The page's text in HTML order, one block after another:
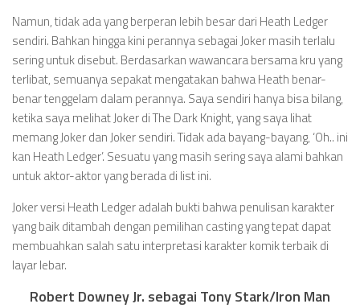
Namun, tidak ada yang berperan lebih besar dari Heath Ledger
sendiri. Bahkan hingga kini perannya sebagai Joker masih terlalu
sering untuk disebut. Berdasarkan wawancara bersama kru yang
terlibat, semuanya sepakat mengatakan bahwa Heath benar-
benar tenggelam dalam perannya. Saya sendiri hanya bisa bilang,
ketika saya melihat Joker di The Dark Knight, yang saya lihat
memang Joker dan Joker sendiri. Tidak ada bayang-bayang, ‘Oh.. ini
kan Heath Ledger’. Sesuatu yang masih sering saya alami bahkan
untuk aktor-aktor yang berada di list ini.
Joker versi Heath Ledger adalah bukti bahwa penulisan karakter
yang baik ditambah dengan pemilihan casting yang tepat dapat
membuahkan salah satu interpretasi karakter komik terbaik di
layar lebar.
Robert Downey Jr. sebagai Tony Stark/Iron Man